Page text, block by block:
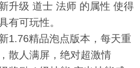
升级 道士 法师 的属性 使得
有可玩性。
1.76精品泡点版本，每天重
散人满屏，绝对超激情